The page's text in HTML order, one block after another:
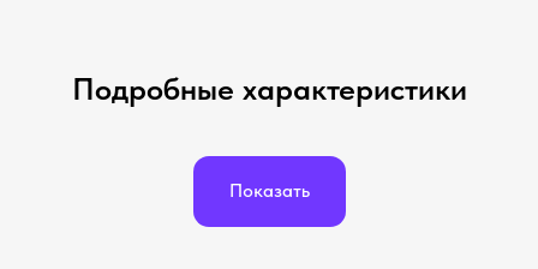
Подробные характеристики
Показать